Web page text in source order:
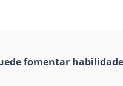
fomentar